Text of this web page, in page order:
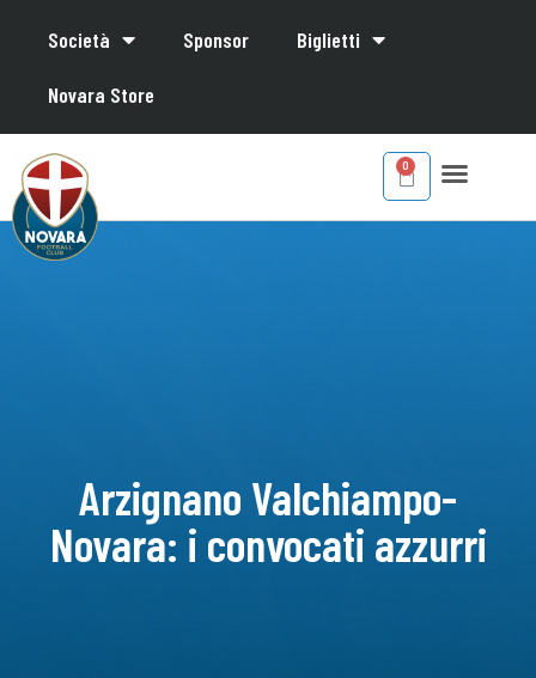
Società Sponsor Biglietti
Novara Store
Arzignano Valchiampo-
Novara: i convocati azzurri